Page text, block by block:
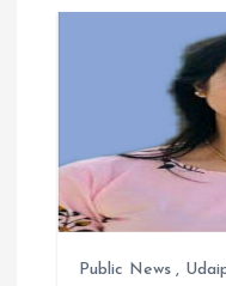
Public News ,